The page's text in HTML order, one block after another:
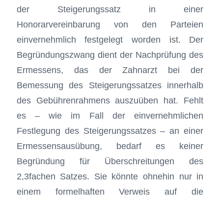
der Steigerungssatz in einer
Honorarvereinbarung von den Parteien
einvernehmlich festgelegt worden ist. Der
Begründungszwang dient der Nachprüfung des
Ermessens, das der Zahnarzt bei der
Bemessung des Steigerungssatzes innerhalb
des Gebührenrahmens auszuüben hat. Fehlt
es – wie im Fall der einvernehmlichen
Festlegung des Steigerungssatzes – an einer
Ermessensausübung, bedarf es keiner
Begründung für Überschreitungen des
2,3fachen Satzes. Sie könnte ohnehin nur in
einem formelhaften Verweis auf die